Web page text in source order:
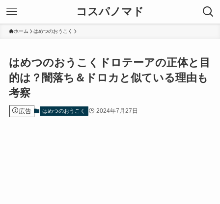
コスパノマド
ホーム はめつのおうこく
はめつのおうこくドロテーアの正体と目
的は？闇落ち＆ドロカと似ている理由も
考察
広告 はめつのおうこく 2024年7月27日